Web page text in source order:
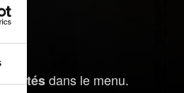
dans le menu.